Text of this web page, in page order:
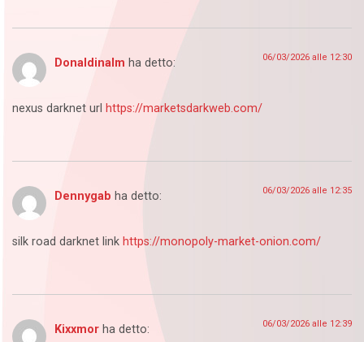
Donaldinalm ha detto: 06/03/2026 alle 12:30
nexus darknet url https://marketsdarkweb.com/
Dennygab ha detto: 06/03/2026 alle 12:35
silk road darknet link https://monopoly-market-onion.com/
Kixxmor ha detto: 06/03/2026 alle 12:39